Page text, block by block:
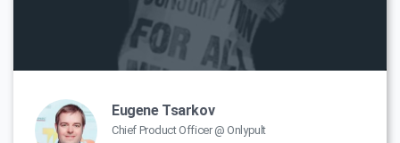
Eugene Tsarkov
Chief Product Officer @ Onlypult